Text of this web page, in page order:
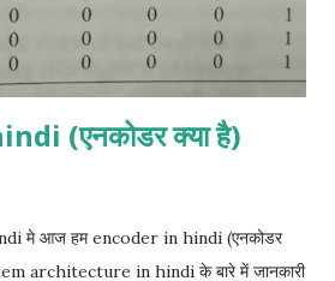
(एनकोडर क्या है)
मे आज हम encoder in hindi (एनकोडर
architecture in hindi के बारे में जानकारी